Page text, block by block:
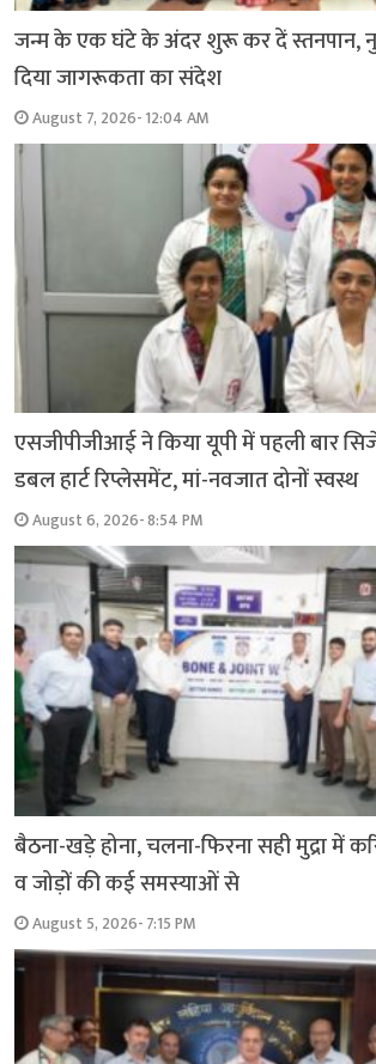
जन्म के एक घंटे के अंदर शुरू कर दें स्तनपान,
दिया जागरूकता का संदेश
August 7, 2026- 12:04 AM
एसजीपीजीआई ने किया यूपी में पहली बार
डबल हार्ट रिप्लेसमेंट, मां-नवजात दोनों स्वस्थ
August 6, 2026- 8:54 PM
बैठना-खड़े होना, चलना-फिरना सही मुद्रा में
व जोड़ों की कई समस्याओं से
August 5, 2026- 7:15 PM